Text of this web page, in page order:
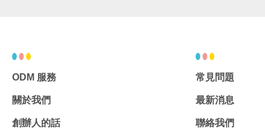
ODM 服務
關於我們
創辦人的話
常見問題
最新消息
聯絡我們